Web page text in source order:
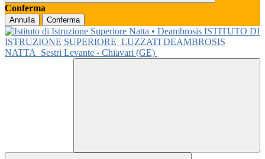
Conferma
Annulla Conferma
ISTITUTO DI
ISTRUZIONE SUPERIORE LUZZATI DEAMBROSIS
NATTA
Sestri Levante - Chiavari (GE)